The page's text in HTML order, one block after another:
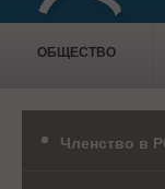
ОБЩЕСТВО
Членство в